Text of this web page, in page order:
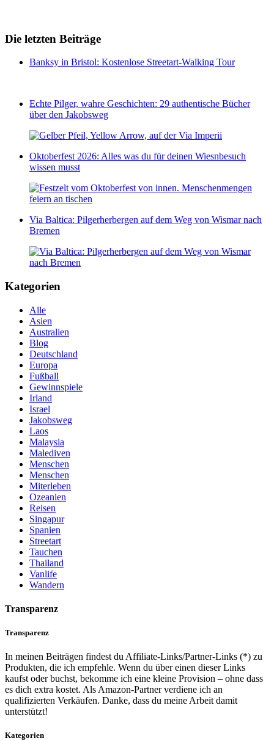
Die letzten Beiträge
Banksy in Bristol: Kostenlose Streetart-Walking Tour
Echte Pilger, wahre Geschichten: 29 authentische Bücher
über den Jakobsweg
Oktoberfest 2026: Alles was du für deinen Wiesnbesuch
wissen musst
Via Baltica: Pilgerherbergen auf dem Weg von Wismar nach
Bremen
Kategorien
Alle
Asien
Australien
Blog
Deutschland
Europa
Fußball
Gewinnspiele
Irland
Israel
Jakobsweg
Laos
Malaysia
Malediven
Menschen
Menschen
Miterleben
Ozeanien
Reisen
Singapur
Spanien
Streetart
Tauchen
Thailand
Vanlife
Wandern
Transparenz
Transparenz
In meinen Beiträgen findest du Affiliate-Links/Partner-Links (*) zu
Produkten, die ich empfehle. Wenn du über einen dieser Links
kaufst oder buchst, bekomme ich eine kleine Provision – ohne dass
es dich extra kostet. Als Amazon-Partner verdiene ich an
qualifizierten Verkäufen. Danke, dass du meine Arbeit damit
unterstützt!
Kategorien